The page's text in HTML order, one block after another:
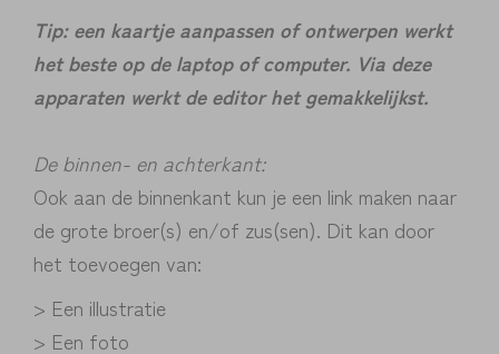
Tip: een kaartje aanpassen of ontwerpen werkt
het beste op de laptop of computer. Via deze
apparaten werkt de editor het gemakkelijkst.
De binnen- en achterkant:
Ook aan de binnenkant kun je een link maken naar
de grote broer(s) en/of zus(sen). Dit kan door
het toevoegen van:
> Een illustratie
> Een foto